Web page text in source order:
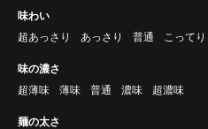
味わい
超あっさり
あっさり 普通 こってり
味の濃さ
超薄味
薄味 普通 濃味 超濃味
麺の太さ